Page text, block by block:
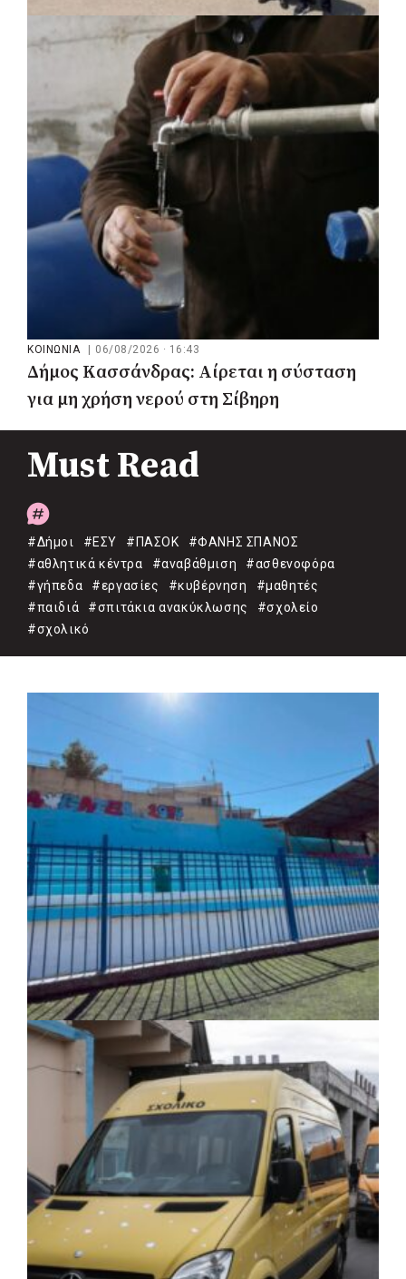
06/08/2026 · 17:01
Περιφέρεια Στερεάς Ελλάδας: Ενίσχυση
του ΕΣΥ με 34 νέα ασθενοφόρα από
πόρους του ΕΣΠΑ
ΚΟΙΝΩΝΙΑ | 06/08/2026 · 16:43
Δήμος Κασσάνδρας: Αίρεται η σύσταση
για μη χρήση νερού στη Σίβηρη
Must Read
#Δήμοι #ΕΣΥ #ΠΑΣΟΚ
#ΦΑΝΗΣ ΣΠΑΝΟΣ
#αθλητικά κέντρα
#αναβάθμιση
#ασθενοφόρα
#γήπεδα
#εργασίες #κυβέρνηση
#μαθητές
#παιδιά
#σπιτάκια ανακύκλωσης
#σχολείο
#σχολικό
ΤΟΠΙΚΗ ΑΥΤΟΔΙΟΙΚΗΣΗ | 06/08/2026 · 17:35
Δήμος Ηλιούπολης: Εργασίες
αναβάθμισης στα αθλητικά κέντρα ενόψει
της νέας χρονιάς